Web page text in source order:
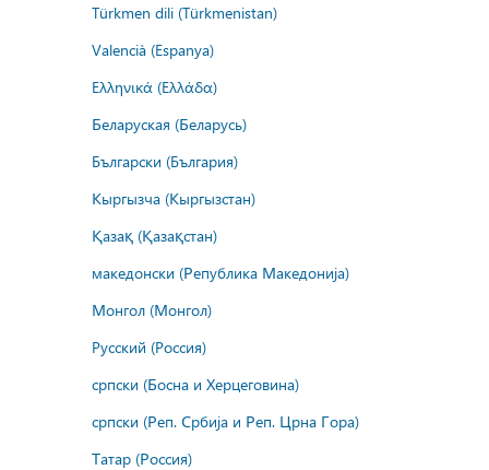
Türkmen dili (Türkmenistan)
Valencià (Espanya)
Ελληνικά (Ελλάδα)
Беларуская (Беларусь)
Български (България)
Кыргызча (Кыргызстан)
Қазақ (Қазақстан)
македонски (Република Македонија)
Монгол (Монгол)
Русский (Россия)
српски (Босна и Херцеговина)
српски (Реп. Србија и Реп. Црна Гора)
Татар (Россия)